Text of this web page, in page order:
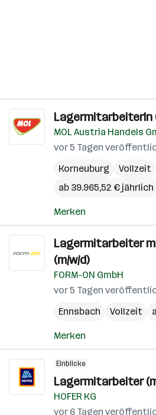
LagermitarbeiterIn
MOL Austria Handels
vor 5 Tagen
Korneuburg
Vollzeit
ab 39.965,52 € jährlich
Merken
Lagermitarbeiter
(m/w/d)
FORM-ON GmbH
vor 5 Tagen
Ennsbach
Vollzeit
Merken
Einblicke
Lagermitarbeiter
HOFER KG
vor 6 Tagen